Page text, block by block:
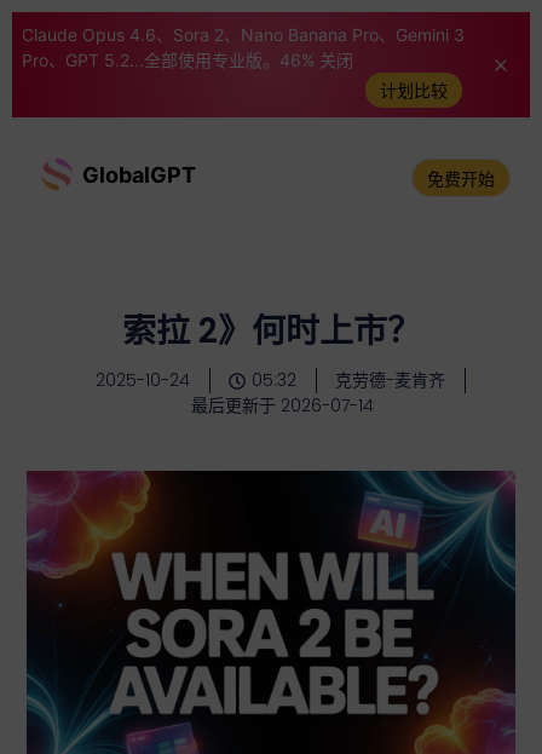
Claude Opus 4.6、Sora 2、Nano Banana Pro、Gemini 3
Pro、GPT 5.2...全部使用专业版。46% 关闭
计划比较
GlobalGPT 免费开始
索拉 2》何时上市？
2025-10-24 05:32
克劳德-麦肯齐
最后更新于 2026-07-14